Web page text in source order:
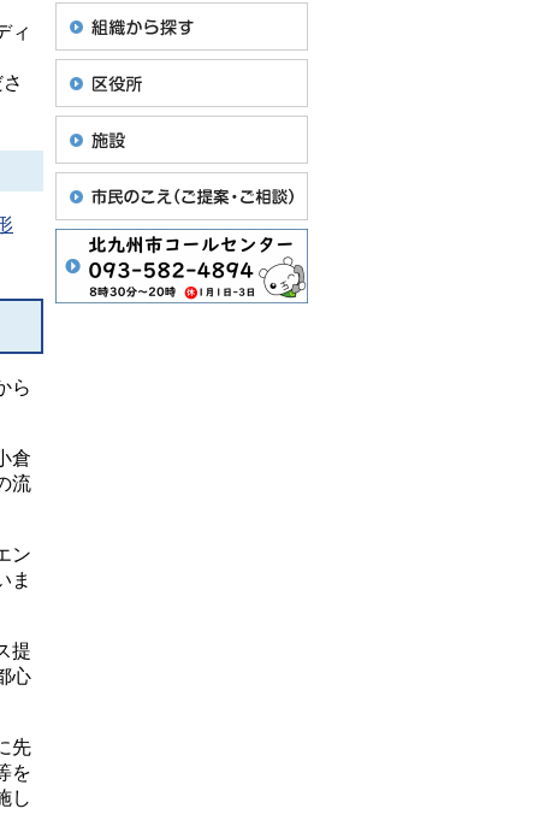
ィ
ら
倉
流
ン
ま
提
心
先
を
し